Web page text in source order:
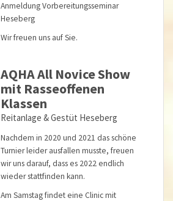
Anmeldung Vorbereitungsseminar
Heseberg
Wir freuen uns auf Sie.
AQHA All Novice Show
mit Rasseoffenen
Klassen
Reitanlage & Gestüt Heseberg
Nachdem in 2020 und 2021 das schöne
Turnier leider ausfallen musste, freuen
wir uns darauf, dass es 2022 endlich
wieder stattfinden kann.
Am Samstag findet eine Clinic mit